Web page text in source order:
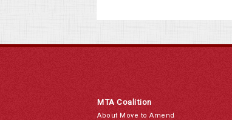
MTA Coalition
About Move to Amend